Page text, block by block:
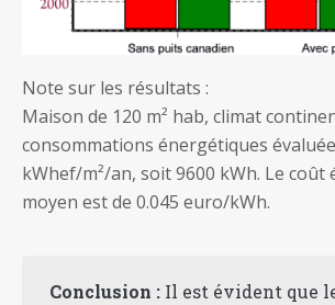
Note sur les résultats :
Maison de 120 m² hab, climat
consommations énergétiques
kWhef/m²/an, soit 9600 kWh. Le coût
moyen est de 0.045 euro/kWh.
Conclusion : Il est évident que